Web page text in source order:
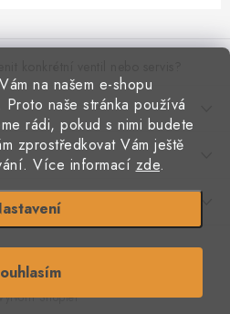
na našem e-shopu
naše stránka používá
rádi, pokud s nimi budete
zprostředkovat Vám ještě
Více informací zde.
POPTÁVKU
Shoptet
Filipesmedia 🧡